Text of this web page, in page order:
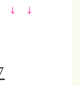
↓